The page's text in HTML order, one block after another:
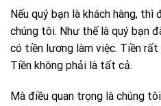
Nếu quý bạn là khách hàng,
chúng tôi. Như thế là quý bạn
có tiền lương làm việc. Tiền
Tiền không phải là tất cả.
Mà điều quan trọng là chúng